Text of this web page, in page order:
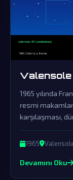
Valensole
1965 yılında
resmi
karşılaşması,
kanıtlardan
1965
Devamını Oku